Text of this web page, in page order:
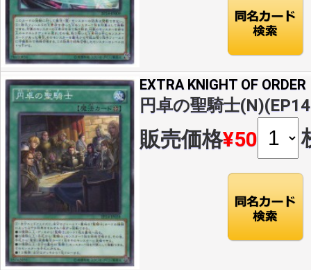
EXTRA KNIGHT OF ORDER
円卓の聖騎士
販売価格¥50